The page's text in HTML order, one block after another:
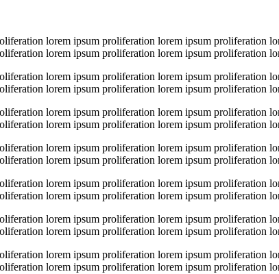
lorem ipsum proliferation lorem ipsum proliferation
lorem ipsum proliferation lorem ipsum proliferation
lorem ipsum proliferation lorem ipsum proliferation
lorem ipsum proliferation lorem ipsum proliferation
lorem ipsum proliferation lorem ipsum proliferation
lorem ipsum proliferation lorem ipsum proliferation
lorem ipsum proliferation lorem ipsum proliferation
lorem ipsum proliferation lorem ipsum proliferation
lorem ipsum proliferation lorem ipsum proliferation
lorem ipsum proliferation lorem ipsum proliferation
lorem ipsum proliferation lorem ipsum proliferation
lorem ipsum proliferation lorem ipsum proliferation
lorem ipsum proliferation lorem ipsum proliferation
lorem ipsum proliferation lorem ipsum proliferation